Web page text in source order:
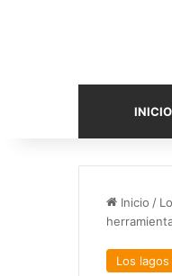
INICIO
Inicio /
Los lagos